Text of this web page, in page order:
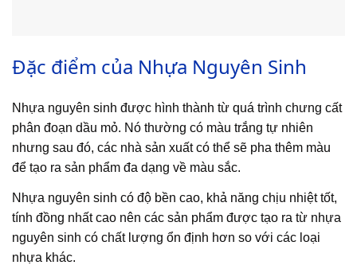
Đặc điểm của Nhựa Nguyên Sinh
Nhựa nguyên sinh được hình thành từ quá trình chưng cất
phân đoạn dầu mỏ. Nó thường có màu trắng tự nhiên
nhưng sau đó, các nhà sản xuất có thể sẽ pha thêm màu
để tạo ra sản phẩm đa dạng về màu sắc.
Nhựa nguyên sinh có độ bền cao, khả năng chịu nhiệt tốt,
tính đồng nhất cao nên các sản phẩm được tạo ra từ nhựa
nguyên sinh có chất lượng ổn định hơn so với các loại
nhựa khác.